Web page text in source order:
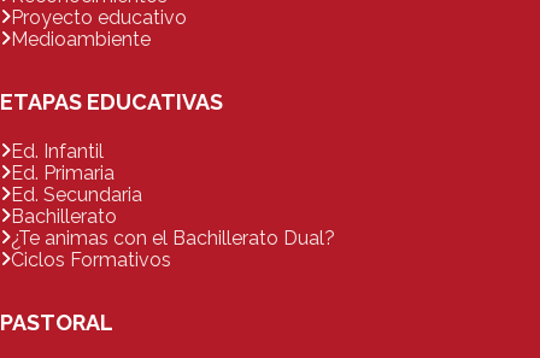
Proyecto educativo
Medioambiente
ETAPAS EDUCATIVAS
Ed. Infantil
Ed. Primaria
Ed. Secundaria
Bachillerato
¿Te animas con el Bachillerato Dual?
Ciclos Formativos
PASTORAL